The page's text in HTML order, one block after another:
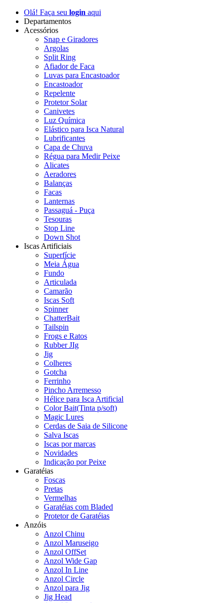
Olá! Faça seu login aqui
Departamentos
Acessórios
Snap e Giradores
Argolas
Split Ring
Afiador de Faca
Luvas para Encastoador
Encastoador
Repelente
Protetor Solar
Canivetes
Luz Química
Elástico para Isca Natural
Lubrificantes
Capa de Chuva
Régua para Medir Peixe
Alicates
Aeradores
Balanças
Facas
Lanternas
Passaguá - Puça
Tesouras
Stop Line
Down Shot
Iscas Artificiais
Superfície
Meia Água
Fundo
Articulada
Camarão
Iscas Soft
Spinner
ChatterBait
Tailspin
Frogs e Ratos
Rubber JIg
Jig
Colheres
Gotcha
Ferrinho
Pincho Arremesso
Hélice para Isca Artificial
Color Bait(Tinta p/soft)
Magic Lures
Cerdas de Saia de Silicone
Salva Iscas
Iscas por marcas
Novidades
Indicação por Peixe
Garatéias
Foscas
Pretas
Vermelhas
Garatéias com Bladed
Protetor de Garatéias
Anzóis
Anzol Chinu
Anzol Maruseigo
Anzol OffSet
Anzol Wide Gap
Anzol In Line
Anzol Circle
Anzol para Jig
Jig Head